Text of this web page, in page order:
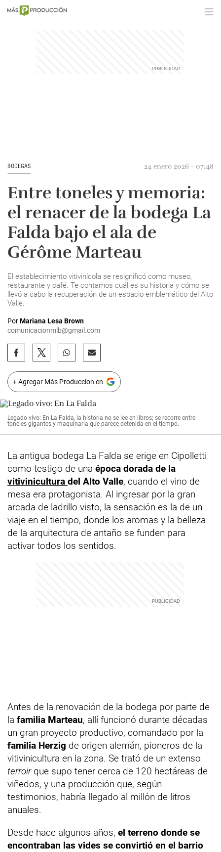
BODEGAS 24 enero 2026 - 07:48
Entre toneles y memoria:
el renacer de la bodega La
Falda bajo el ala de
Gérôme Marteau
El establecimiento vitivinícola se resignificó como museo,
restaurante y café. Te contamos cuál es su historia y cómo se
llevó a cabo la recuperación de un espacio emblemático del Alto
Valle.
PorMariana Lesa Brown
comunicacionmlb@gmail.com
+ Agregar Más Produccion en
Legado vivo: En La Falda, la historia no se lee en libros; se recorre entre
toneles gigantes y maquinaria que parece detenida en el tiempo.
La antigua bodega La Falda se erige en Cipolletti
como testigo de una época dorada de la
vitivinicultura del Alto Valle, cuando el vino de
mesa era protagonista. Al ingresar por la gran
arcada de ladrillo visto, la sensación es la de un
viaje en el tiempo, donde los aromas y la belleza
de la arquitectura de antaño se funden para
activar todos los sentidos.
Antes de la renovación de la bodega por parte de
la familia Marteau, allí funcionó durante décadas
un gran proyecto productivo, comandado por la
familia Herzig de origen alemán, pioneros de la
vitivinicultura en la zona. Se trató de un extenso
terroir que supo tener cerca de 120 hectáreas de
viñedos, y una producción que, según
testimonios, habría llegado al millón de litros
anuales.
Desde hace algunos años, el terreno donde se
encontraban las vides se convirtió en el barrio